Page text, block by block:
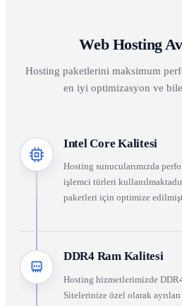
Web Hosting
Hosting paketlerini maksimum
en iyi optimizasyon ve
Intel Core Kalitesi
Hosting sunucularımızda
işlemci türleri
paketleri için optimize
DDR4 Ram Kalitesi
Hosting hizmetlerimizde
Sitelerinize özel olarak ayrılan